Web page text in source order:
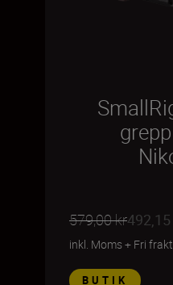
579,00 kr
inkl. Moms+ Fri frakt
BUTIK